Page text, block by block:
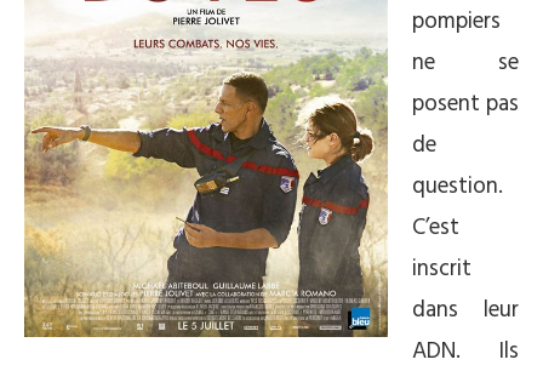
pompiers
ne se
posent pas
de
question.
C’est
inscrit
dans leur
ADN. Ils